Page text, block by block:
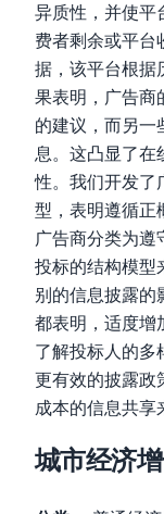
异质性，并使平
费者剩余或平台
据，该平台根据
果表明，广告商
的建议，而另一
息。这凸显了在
性。我们开发了
型，表明遵循正
广告商分类为遵
投标的结构模型
别的信息披露的
都表明，适度增
了解投标人的多
更有效的披露政
成本的信息共享
城市经济